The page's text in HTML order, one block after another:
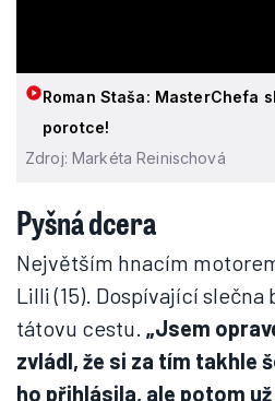
Roman Staša: MasterChefa
porotce!
Zdroj: Markéta Reinischová
Pyšná dcera
Největším hnacím
Lilli (15). Dospívající
tátovu cestu. „Jsem
zvládl, že si za tím takhle
ho přihlásila, ale potom už